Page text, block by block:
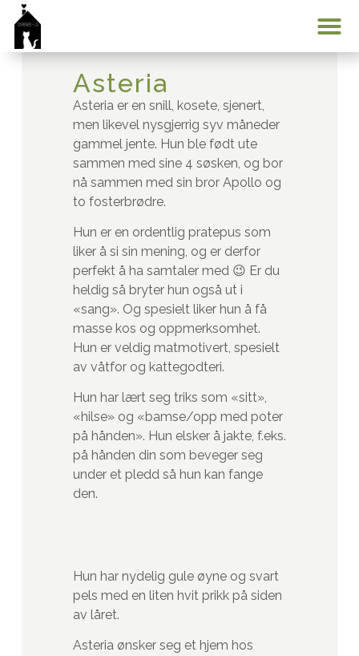
Asteria
Asteria er en snill, kosete, sjenert,
men likevel nysgjerrig syv måneder
gammel jente. Hun ble født ute
sammen med sine 4 søsken, og bor
nå sammen med sin bror Apollo og
to fosterbrødre.
Hun er en ordentlig pratepus som
liker å si sin mening, og er derfor
perfekt å ha samtaler med 😉 Er du
heldig så bryter hun også ut i
«sang». Og spesielt liker hun å få
masse kos og oppmerksomhet.
Hun er veldig matmotivert, spesielt
av våtfor og kattegodteri.
Hun har lært seg triks som «sitt»,
«hilse» og «bamse/opp med poter
på hånden». Hun elsker å jakte, f.eks.
på hånden din som beveger seg
under et pledd så hun kan fange
den.
Hun har nydelig gule øyne og svart
pels med en liten hvit prikk på siden
av låret.
Asteria ønsker seg et hjem hos